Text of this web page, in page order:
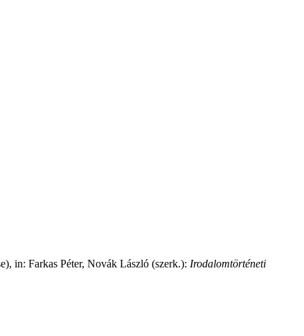
in: Farkas Péter, Novák László (szerk.): Irodalomtörténeti